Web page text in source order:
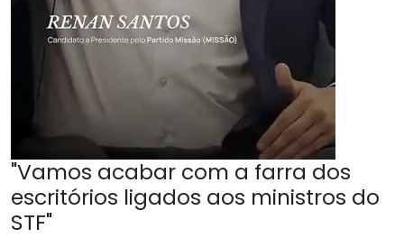
"Vamos acabar com a farra dos
escritórios ligados aos ministros do
STF"